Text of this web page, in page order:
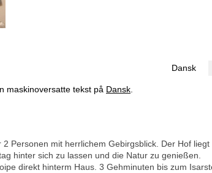
Dansk
maskinoversatte tekst på Dansk
Personen mit herrlichem Gebirgsblick. Der Hof liegt
hinter sich zu lassen und die Natur zu genießen.
direkt hinterm Haus. 3 Gehminuten bis zum